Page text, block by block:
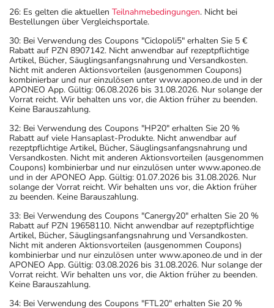
26: Es gelten die aktuellen Teilnahmebedingungen. Nicht bei
Bestellungen über Vergleichsportale.
30: Bei Verwendung des Coupons "Ciclopoli5" erhalten Sie 5 €
Rabatt auf PZN 8907142. Nicht anwendbar auf rezeptpflichtige
Artikel, Bücher, Säuglingsanfangsnahrung und Versandkosten.
Nicht mit anderen Aktionsvorteilen (ausgenommen Coupons)
kombinierbar und nur einzulösen unter www.aponeo.de und in der
APONEO App. Gültig: 06.08.2026 bis 31.08.2026. Nur solange der
Vorrat reicht. Wir behalten uns vor, die Aktion früher zu beenden.
Keine Barauszahlung.
32: Bei Verwendung des Coupons "HP20" erhalten Sie 20 %
Rabatt auf viele Hansaplast-Produkte. Nicht anwendbar auf
rezeptpflichtige Artikel, Bücher, Säuglingsanfangsnahrung und
Versandkosten. Nicht mit anderen Aktionsvorteilen (ausgenommen
Coupons) kombinierbar und nur einzulösen unter www.aponeo.de
und in der APONEO App. Gültig: 01.07.2026 bis 31.08.2026. Nur
solange der Vorrat reicht. Wir behalten uns vor, die Aktion früher
zu beenden. Keine Barauszahlung.
33: Bei Verwendung des Coupons "Canergy20" erhalten Sie 20 %
Rabatt auf PZN 19658110. Nicht anwendbar auf rezeptpflichtige
Artikel, Bücher, Säuglingsanfangsnahrung und Versandkosten.
Nicht mit anderen Aktionsvorteilen (ausgenommen Coupons)
kombinierbar und nur einzulösen unter www.aponeo.de und in der
APONEO App. Gültig: 03.08.2026 bis 31.08.2026. Nur solange der
Vorrat reicht. Wir behalten uns vor, die Aktion früher zu beenden.
Keine Barauszahlung.
34: Bei Verwendung des Coupons "FTL20" erhalten Sie 20 %